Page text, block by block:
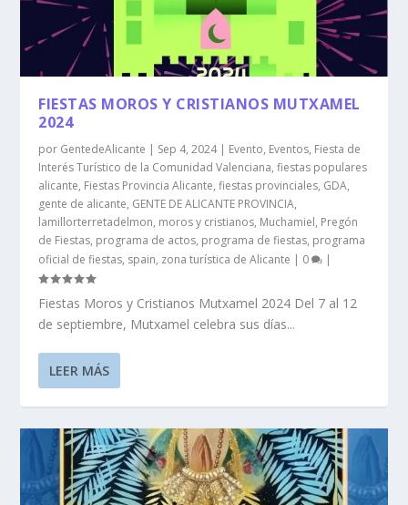
FIESTAS MOROS Y CRISTIANOS MUTXAMEL
2024
por GentedeAlicante | Sep 4, 2024| Evento, Eventos, Fiesta de
Interés Turístico de la Comunidad Valenciana,fiestas populares
alicante, Fiestas Provincia Alicante,fiestas provinciales, GDA,
gente de alicante, GENTE DE ALICANTE PROVINCIA,
lamillorterretadelmon, moros y cristianos, Muchamiel, Pregón
de Fiestas, programa de actos, programa de fiestas, programa
oficial de fiestas, spain, zona turística de Alicante | 0 |
Fiestas Moros y Cristianos Mutxamel 2024 Del 7 al 12
de septiembre, Mutxamel celebra sus días...
LEER MÁS